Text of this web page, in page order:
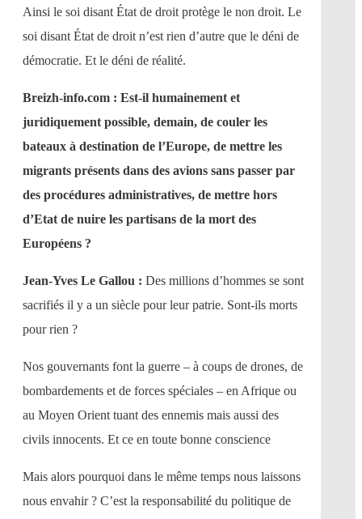
Ainsi le soi disant État de droit protège le non droit. Le
soi disant État de droit n’est rien d’autre que le déni de
démocratie. Et le déni de réalité.
Breizh-info.com : Est-il humainement et
juridiquement possible, demain, de couler les
bateaux à destination de l’Europe, de mettre les
migrants présents dans des avions sans passer par
des procédures administratives, de mettre hors
d’Etat de nuire les partisans de la mort des
Européens ?
Jean-Yves Le Gallou : Des millions d’hommes se sont
sacrifiés il y a un siècle pour leur patrie. Sont-ils morts
pour rien ?
Nos gouvernants font la guerre – à coups de drones, de
bombardements et de forces spéciales – en Afrique ou
au Moyen Orient tuant des ennemis mais aussi des
civils innocents. Et ce en toute bonne conscience
Mais alors pourquoi dans le même temps nous laissons
nous envahir ? C’est la responsabilité du politique de